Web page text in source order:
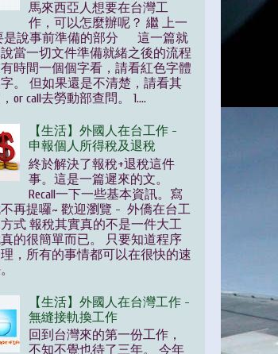
馬來西亞人想要在台灣工
作，可以怎麼辦呢？ 繼 上一
是說事前準備的部分 這一篇就
當一切文件準備就緒之後的流程
時間一個個字看，請看紅色字體
。 但如果還是不清楚，請看其
or call去勞動部查問。 1....
【生活】外國人在台工作 -
申報個人所得稅及退稅
終於解決了報稅+退稅這件
事。這是一篇遲來的文。
Recall一下一些基本資訊。寫
再提囉~ 歡迎瀏覽 - 外僑在台工
式 報稅其實真的不是一件大工
的很簡單而已。 只要知道程序
，所有的事情都可以在很快的速
【生活】外國人在台灣工作 -
無縫接軌換工作
回到台灣來的第一份工作，
不知不覺也待了三年。 今年